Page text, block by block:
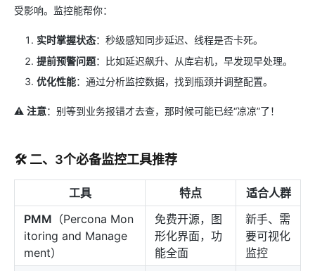
受影响。监控能帮你：
实时掌握状态​：秒级感知同步延迟、线程是否卡死。
提前预警问题​：比如延迟飙升、从库宕机，早发现早处理。
优化性能​：通过分析监控数据，找到瓶颈并调整配置。
⚠️ ​ 注意​：别等到业务报错才去查，那时候可能已经“凉凉”了！
🛠️ 二、3个必备监控工具推荐
工具 特点
适合人群
PMM ​（Percona Mon
itoring and Manage
ment）
免费开源，图
形化界面，功
能全面
新手、需
要可视化
监控